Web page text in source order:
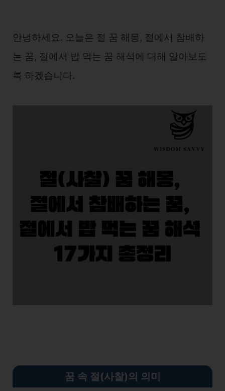
안녕하세요. 오늘은 절 꿈 해몽, 절에서 참배하
는 꿈, 절에서 밥 먹는 꿈 해석에 대해 알아보도
록 하겠습니다.
꿈 속 절(사찰)의 의미